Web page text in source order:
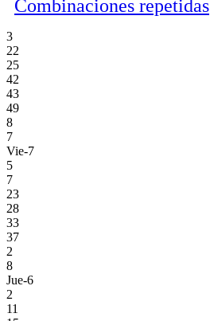
Combinaciones repetidas
3
22
25
42
43
49
8
7
Vie-7
5
7
23
28
33
37
2
8
Jue-6
2
11